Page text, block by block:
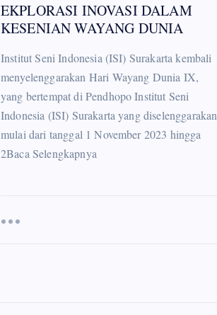
EKPLORASI INOVASI DALAM
KESENIAN WAYANG DUNIA
Institut Seni Indonesia (ISI) Surakarta kembali
menyelenggarakan Hari Wayang Dunia IX,
yang bertempat di Pendhopo Institut Seni
Indonesia (ISI) Surakarta yang diselenggarakan
mulai dari tanggal 1 November 2023 hingga
2Baca Selengkapnya